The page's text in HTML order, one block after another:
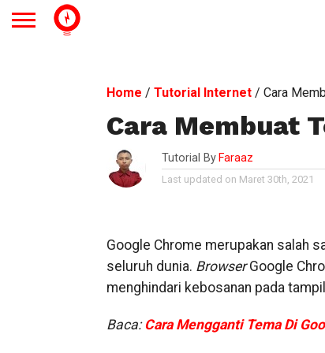
Home / Tutorial Internet/ Cara
Cara Membuat
Tutorial By Faraaz
Last updated on Maret 30th, 2021
Google Chrome merupakan salah
seluruh dunia. BrowserGoogle
menghindari kebosanan pada
Baca: Cara Mengganti Tema Di